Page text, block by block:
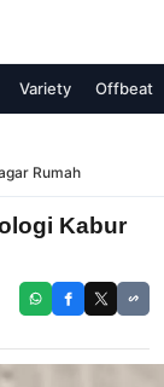
Variety Offbeat
Rumah
Kabur